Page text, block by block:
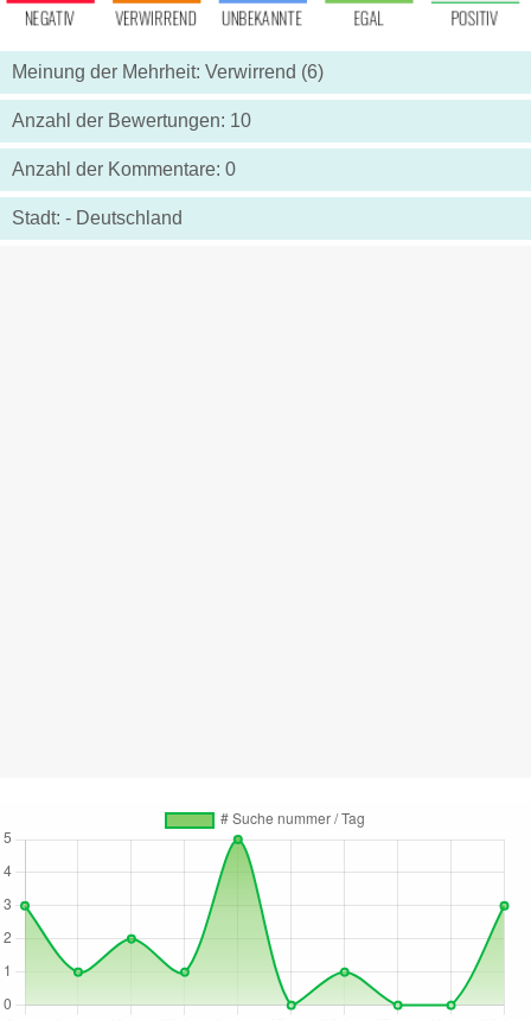
Meinung der Mehrheit: Verwirrend (6)
Anzahl der Bewertungen: 10
Anzahl der Kommentare: 0
Stadt: - Deutschland